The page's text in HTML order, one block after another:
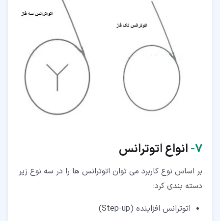
۷‏- انواع اتوترانس
بر اساس نوع کاربرد می توان اتوترانس ها را در سه نوع زیر
دسته بندی کرد:
اتوترانس افزاینده (Step-up)